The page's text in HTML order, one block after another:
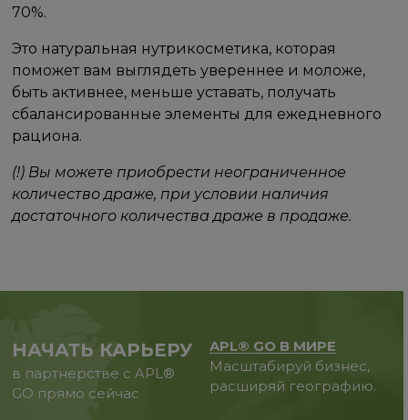
70%.
Это натуральная нутрикосметика, которая
поможет вам выглядеть увереннее и моложе,
быть активнее, меньше уставать, получать
сбалансированные элементы для ежедневного
рациона.
(!) Вы можете приобрести неограниченное
количество драже, при условии наличия
достаточного количества драже в продаже.
НАЧАТЬ КАРЬЕРУ
в партнерстве с APL®
GO прямо сейчас
APL® GO В МИРЕ
Масштабируй бизнес,
расширяй географию.